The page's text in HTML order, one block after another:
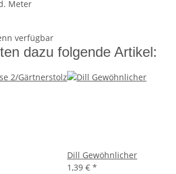
Meter
verfügbar
dazu folgende Artikel:
Dill Gewöhnlicher
1,39 € *